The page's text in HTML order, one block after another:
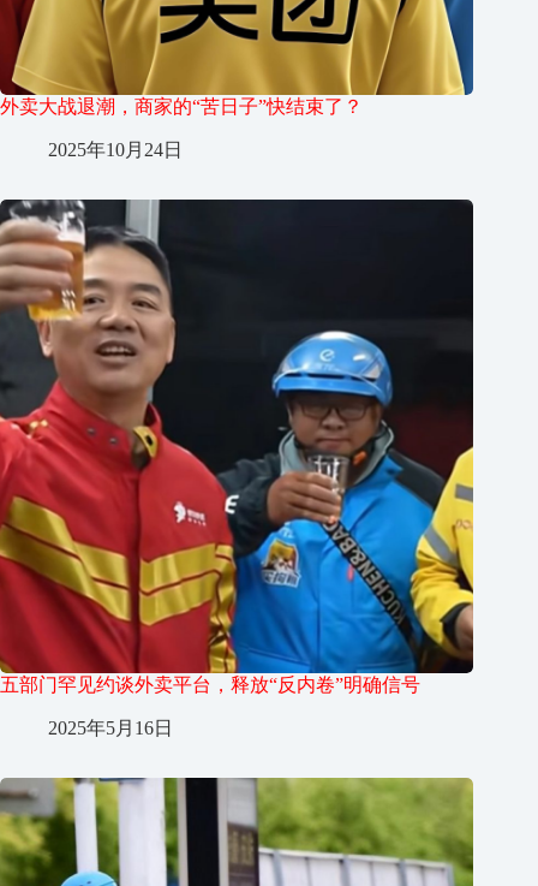
外卖大战退潮，商家的“苦日子”快结束了？
2025年10月24日
五部门罕见约谈外卖平台，释放“反内卷”明确信号
2025年5月16日